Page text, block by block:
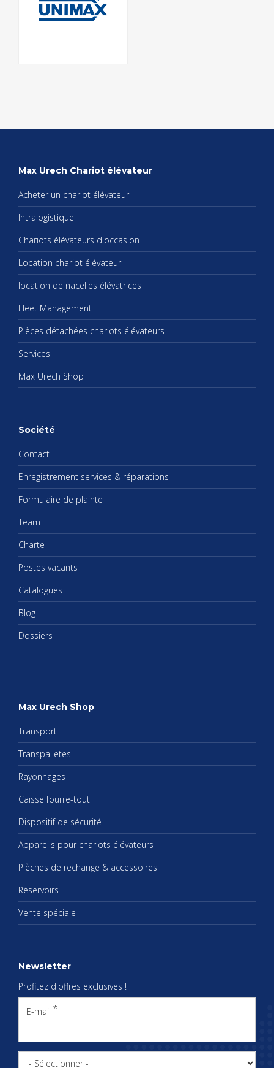
Max Urech Cha­riot élé­va­teur
Ache­ter un cha­riot élé­va­teur
Intra­lo­gis­tique
Cha­riots élé­va­teurs d'oc­ca­sion
Loca­tion cha­riot élé­va­teur
loca­tion de nacelles élé­va­trices
Fleet Mana­ge­ment
Pièces déta­chées cha­riots élé­va­teurs
Ser­vices
Max Urech Shop
Société
Contact
Enre­gis­tre­ment ser­vices & répa­ra­tions
For­mu­laire de plainte
Team
Charte
Postes vacants
Cata­logues
Blog
Dos­siers
Max Urech Shop
Trans­port
Trans­pal­letes
Rayon­nages
Caisse fourre-tout
Dis­po­si­tif de sécu­rité
Appa­reils pour cha­riots élé­va­teurs
Pièches de rechange & acces­soires
Réser­voirs
Vente spé­ciale
News­let­ter
Pro­fi­tez d'offres exclu­sives !
E-mail